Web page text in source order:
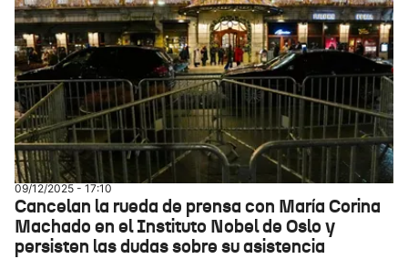
09/12/2025 - 17:10
Cancelan la rueda de prensa con María Corina
Machado en el Instituto Nobel de Oslo y
persisten las dudas sobre su asistencia